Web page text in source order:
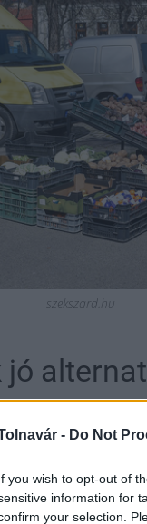
- Do Not
you wish to opt-out of
information for
your selection.
szekszard.hu
több pontján